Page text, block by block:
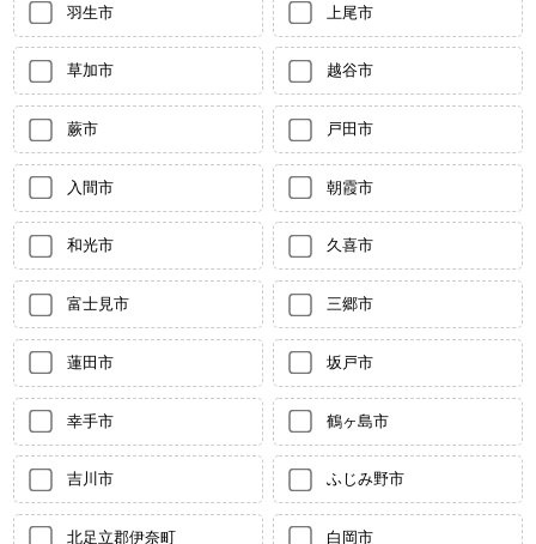
羽生市 上尾市
草加市 越谷市
蕨市 戸田市
入間市 朝霞市
和光市 久喜市
富士見市 三郷市
蓮田市 坂戸市
幸手市 鶴ヶ島市
吉川市 ふじみ野市
北足立郡伊奈町 白岡市